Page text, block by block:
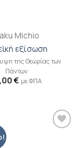
Michio
εξίσωση
της Θεωρίας των
Πάντων
€ με ΦΠΑ